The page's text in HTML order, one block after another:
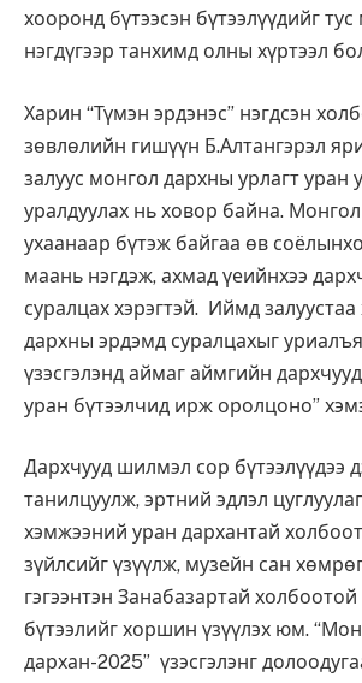
хооронд бүтээсэн бүтээлүүдийг
нэгдүгээр танхимд олны хүртээл
Харин “Түмэн эрдэнэс” нэгдсэн
зөвлөлийн гишүүн Б.Алтангэрэл
залуус монгол дархны урлагт уран
уралдуулах нь ховор байна.
ухаанаар бүтэж байгаа өв
маань нэгдэж, ахмад үеийнхээ
суралцах хэрэгтэй. Иймд
дархны эрдэмд суралцахыг
үзэсгэлэнд аймаг аймгийн
уран бүтээлчид ирж оролцоно”
Дархчууд шилмэл сор бүтээлүүдээ
танилцуулж, эртний эдлэл
хэмжээний уран дархантай
зүйлсийг үзүүлж, музейн сан
гэгээнтэн Занабазартай холбоотой
бүтээлийг хоршин үзүүлэх юм.
дархан-2025” үзэсгэлэнг